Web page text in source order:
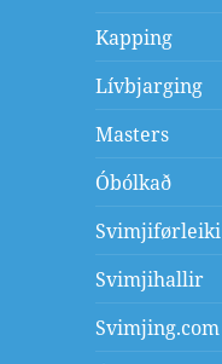
Kapping
Lívbjarging
Masters
Óbólkað
Svimjiførleiki
Svimjihallir
Svimjing.com